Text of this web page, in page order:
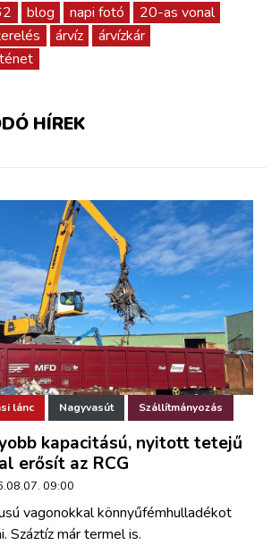
blog napi fotó
20-as vonal
árvíz
árvízkár
HÍREK
lánc Nagyvasút Szállítmányozás
kapacitású, nyitott tetejű
erősít az RCG
09:00
vagonokkal könnyűfémhulladékot
Száztíz már termel is.